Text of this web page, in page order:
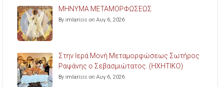
ΜΗΝΥΜΑ ΜΕΤΑΜΟΡΦΩΣΕΩΣ
By imlarisis on Αυγ 6, 2026
Στην Ιερά Μονή Μεταμορφώσεως Σωτήρος
Ραψάνης ο Σεβασμιώτατος. (ΗΧΗΤΙΚΟ)
By imlarisis on Αυγ 6, 2026